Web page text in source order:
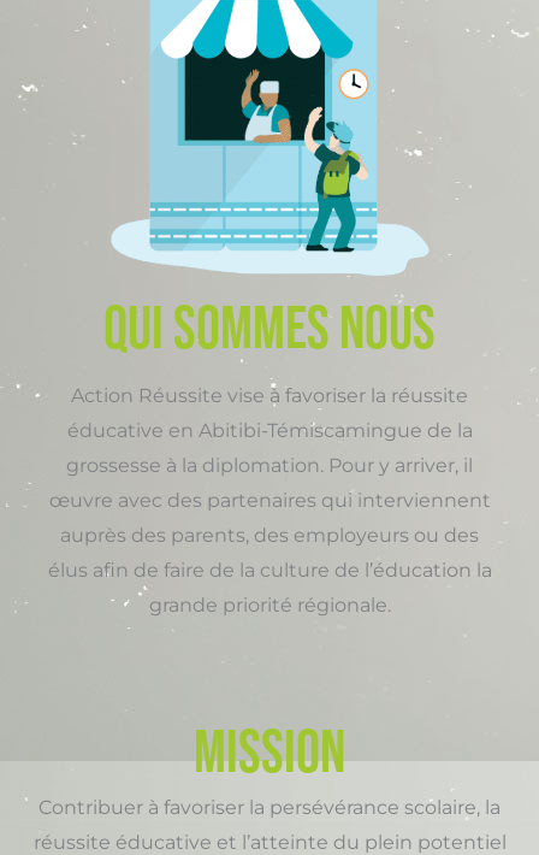
QUI SOMMES NOUS
Action Réussite vise à favoriser la réussite
éducative en Abitibi-Témiscamingue de la
grossesse à la diplomation. Pour y arriver, il
œuvre avec des partenaires qui interviennent
auprès des parents, des employeurs ou des
élus afin de faire de la culture de l’éducation la
grande priorité régionale.
MISSION
Contribuer à favoriser la persévérance scolaire, la
réussite éducative et l’atteinte du plein potentiel